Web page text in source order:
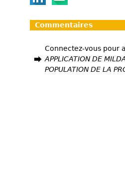
Commentaires
Connectez-vous pour
APPLICATION DE
POPULATION DE LA